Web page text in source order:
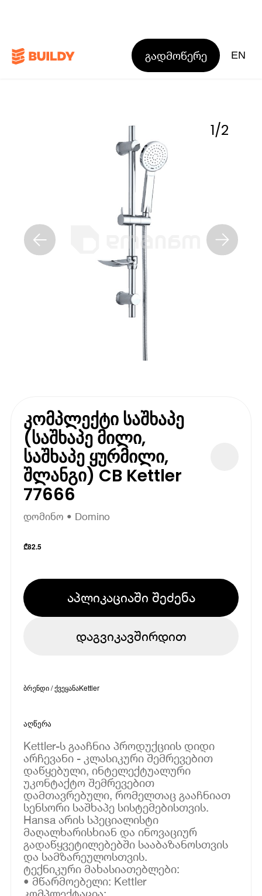
გადმოწერე EN
1/2
კომპლექტი საშხაპე
(საშხაპე მილი,
საშხაპე ყურმილი,
შლანგი) CB Kettler
77666
დომინო • Domino
₾82.5
აპლიკაციაში შეძენა
დაგვიკავშირდით
ბრენდი / ქვეყანაKettler
აღწერა
Kettler-ს გააჩნია პროდუქციის დიდი
არჩევანი - კლასიკური შემრევებით
დაწყებული, ინტელექტუალური
უკონტაქტო შემრევებით
დამთავრებული, რომელთაც გააჩნიათ
სენსორი საშხაპე სისტემებისთვის.
Hansa არის სპეციალისტი
მაღალხარისხიან და ინოვაციურ
გადაწყვეტილებებში სააბაზანოსთვის
და სამზარეულოსთვის.
ტექნიკური მახასიათებლები:
• მწარმოებელი: Kettler
კომპლექტაცია: